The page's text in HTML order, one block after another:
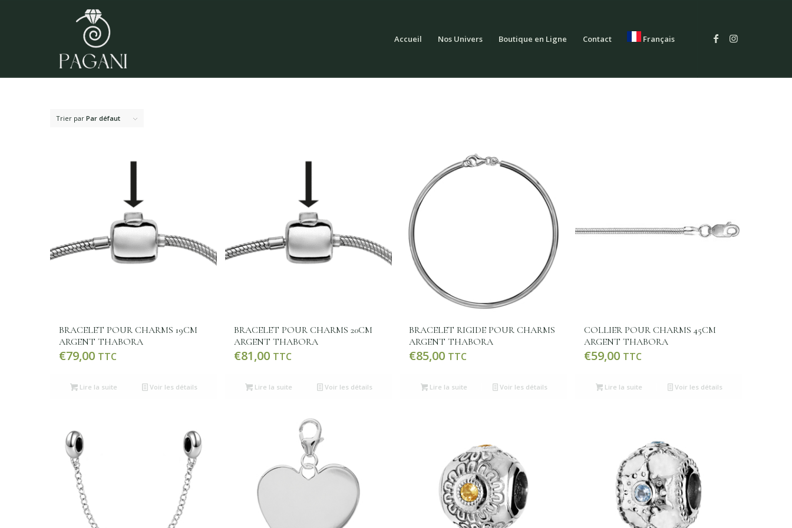
Accueil Nos Univers Boutique en Ligne Contact Français
Trier par Par défaut
BRACELET POUR CHARMS 19CM
ARGENT THABORA
€79,00 TTC
Lire la suite Voir les détails
BRACELET POUR CHARMS 20CM
ARGENT THABORA
€81,00 TTC
Lire la suite Voir les détails
BRACELET RIGIDE POUR CHARMS
ARGENT THABORA
€85,00 TTC
Lire la suite Voir les détails
COLLIER POUR CHARMS 45CM
ARGENT THABORA
€59,00 TTC
Lire la suite Voir les détails